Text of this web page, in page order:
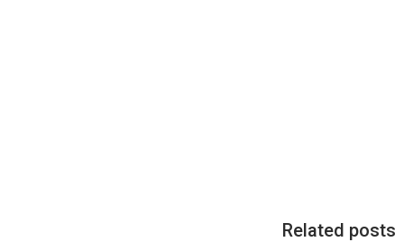
Related posts